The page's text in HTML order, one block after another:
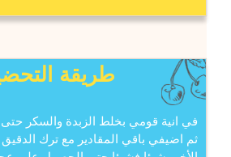
طريقة
في انية قومي بخلط الزبدة والسكر
ثم اضيفي باقي المقادير مع ترك